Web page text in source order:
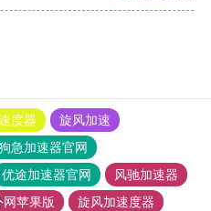
度器
旋风加速
急加速器官网
优途加速器官网
风驰加速器
苹果版
旋风加速度器